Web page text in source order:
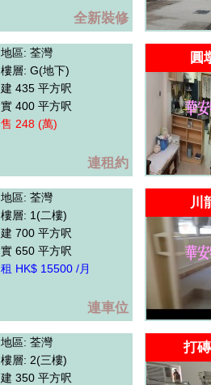
全新裝修
地區: 荃灣
樓層: G(地下)
建 435 平方呎
實 400 平方呎
售 248 (萬)
連租約
圓
地區: 荃灣
樓層: 1(二樓)
建 700 平方呎
實 650 平方呎
租 HK$ 15500 /月
連車位
川
地區: 荃灣
樓層: 2(三樓)
建 350 平方呎
打